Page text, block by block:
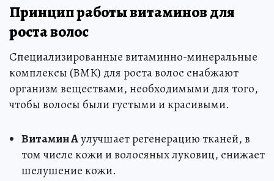
Принцип работы витаминов для
роста волос
Специализированные витаминно-минеральные
комплексы (ВМК) для роста волос снабжают
организм веществами, необходимыми для того,
чтобы волосы были густыми и красивыми.
Витамин Аулучшает регенерацию тканей, в
том числе кожи и волосяных луковиц, снижает
шелушение кожи.